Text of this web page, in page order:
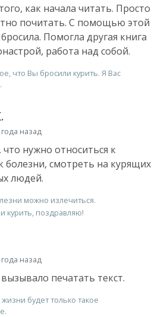
как начала читать. Просто
почитать. С помощью этой
Помогла другая книга
работа над собой.
что Вы бросили курить. Я Вас
назад
нужно относиться к
болезни, смотреть на курящих
людей.
можно излечиться.
курить, поздравляю!
назад
печатать текст.
жизни будет только такое